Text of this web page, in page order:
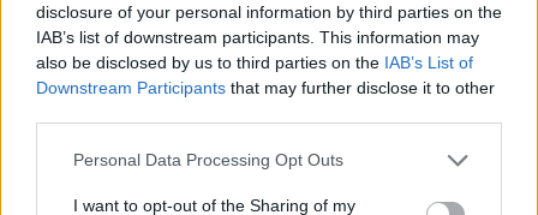
disclosure of your personal information by third parties on the
IAB’s list of downstream participants. This information may
also be disclosed by us to third parties on the IAB’s List of
Downstream Participants that may further disclose it to other
Please note that this website/app uses one or more Google
not limited to your visit or usage behaviour. You may click to
Personal Data Processing Opt Outs
I want to opt-out of the Sharing of my
Ám míg a nappalokat a Curiosity kellemes
időjárási feltételek között tölti, annál
keményebbek az éjszakák, hajnalra a
hőmérsékletingadozások azzal
magyarázhatók, hogy a Mars sokkal